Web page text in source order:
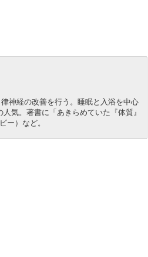
神経の改善を行う。睡眠と入浴を中心
気。著書に「あきらめていた『体質』
ー）など。